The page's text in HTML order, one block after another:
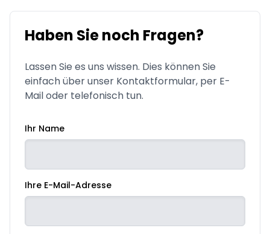
Haben Sie noch Fragen?
Lassen Sie es uns wissen. Dies können Sie
einfach über unser Kontaktformular, per E-
Mail oder telefonisch tun.
Ihr Name
Ihre E-Mail-Adresse